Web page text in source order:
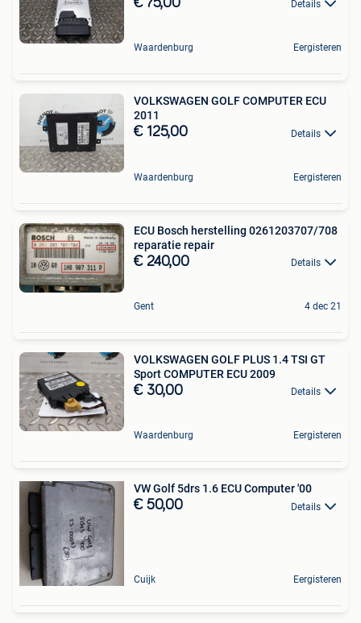
€ 75,00 Details
Waardenburg Eergisteren
VOLKSWAGEN GOLF COMPUTER ECU
2011
€ 125,00 Details
Waardenburg Eergisteren
ECU Bosch herstelling 0261203707/708
reparatie repair
€ 240,00 Details
Gent 4 dec 21
VOLKSWAGEN GOLF PLUS 1.4 TSI GT
Sport COMPUTER ECU 2009
€ 30,00 Details
Waardenburg Eergisteren
VW Golf 5drs 1.6 ECU Computer '00
€ 50,00 Details
Cuijk Eergisteren